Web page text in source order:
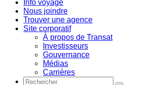
Info voyage
Nous joindre
Trouver une agence
Site corporatif
À propos de Transat
Investisseurs
Gouvernance
Médias
Carrières